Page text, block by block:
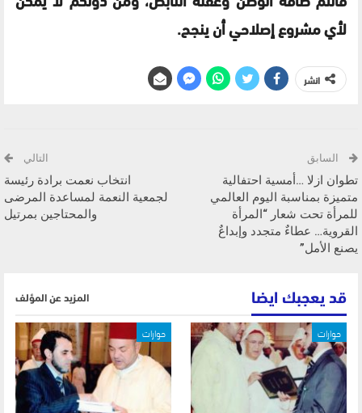
لأي مشروع إصلاحي أن ينجح.
انشر
السابق
تطوان ازلا …أمسية احتفالية
متميزة بمناسبة اليوم العالمي
للمرأة تحت شعار “المرأة
القروية… عطاءٌ متجدد وإبداعٌ
يصنع الأمل”
التالي
انتخاب نعمت برادة رئيسة
لجمعية النعمة لمساعدة المرضى
والمحتاجين بمرتيل
قد يعجبك ايضا المزيد عن المؤلف
حوارات حوارات